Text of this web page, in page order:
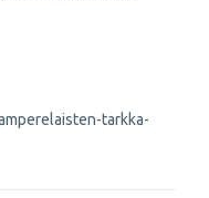
tarkka-